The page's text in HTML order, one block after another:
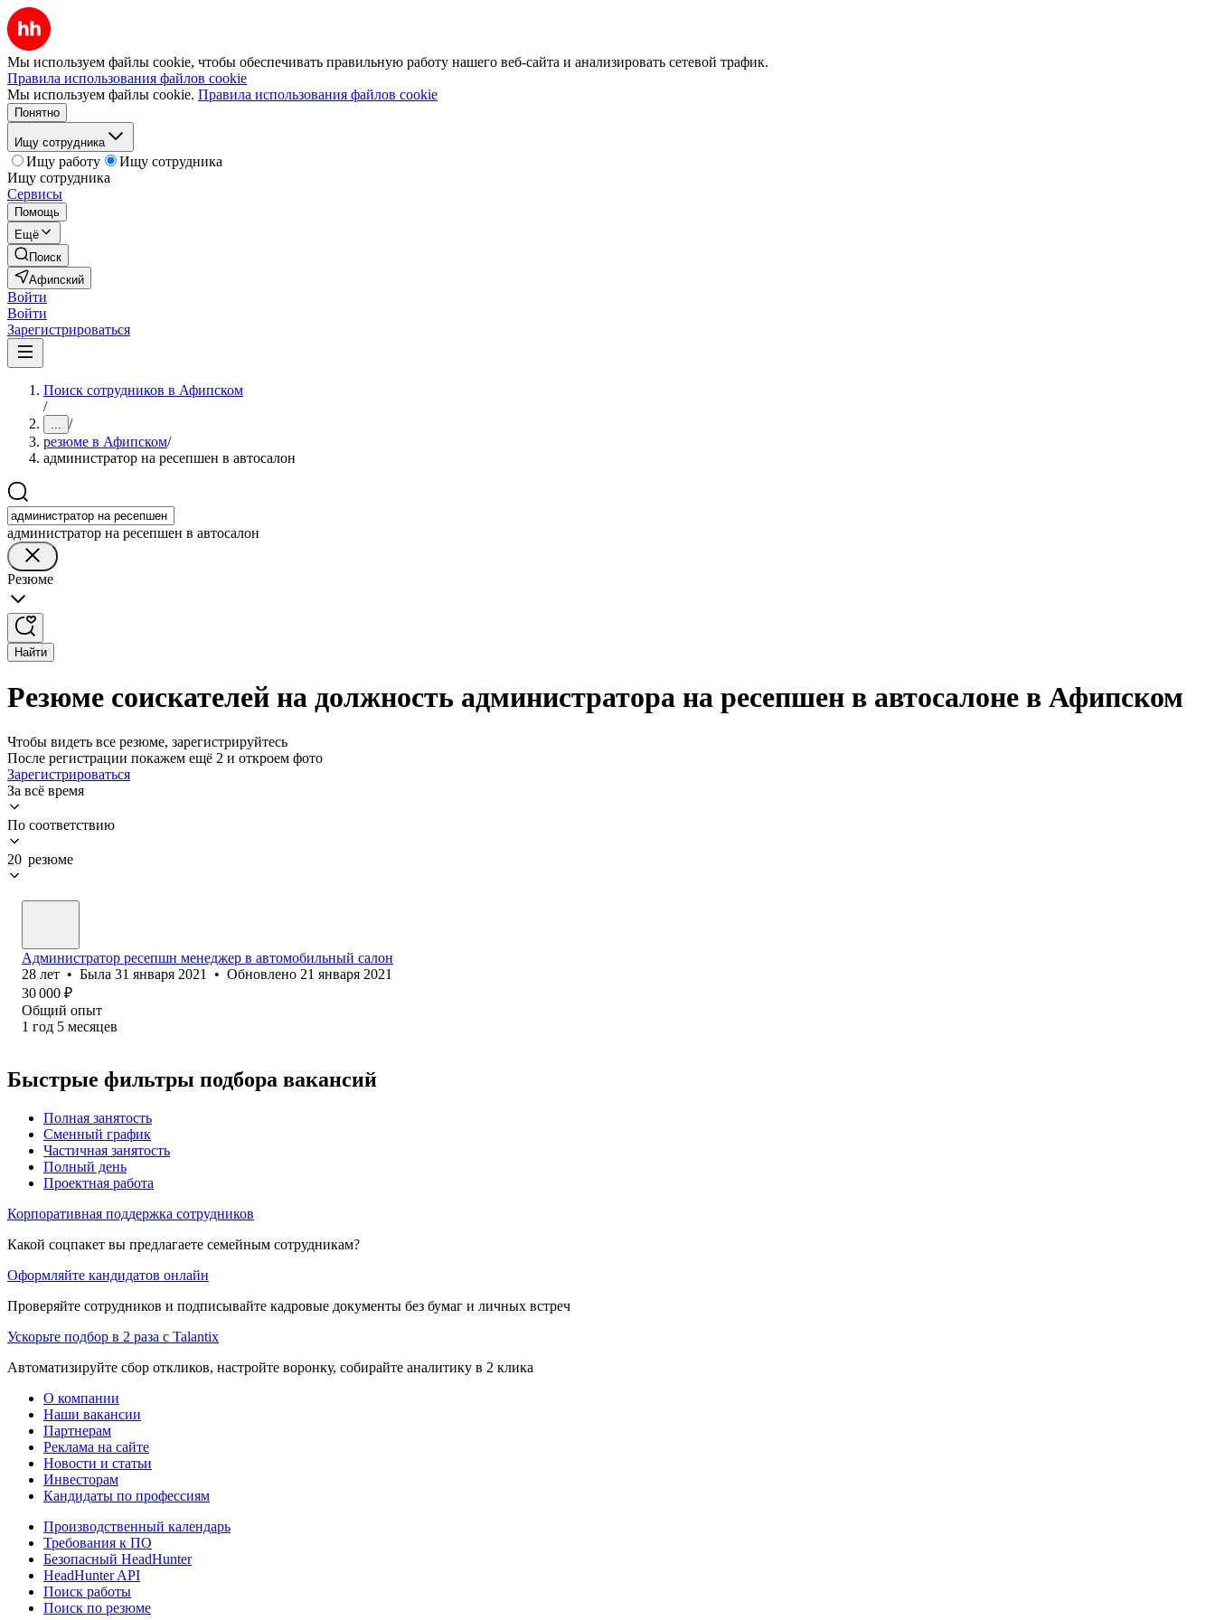
Мы используем файлы cookie, чтобы обеспечивать правильную работу нашего веб-сайта и анализировать сетевой трафик.
Правила использования файлов cookie
Мы используем файлы cookie. Правила использования файлов cookie
Понятно
Ищу сотрудника
Ищу работу
Ищу сотрудника
Ищу сотрудника
Сервисы
Помощь
Ещё
Поиск
Афипский
Войти
Войти
Зарегистрироваться
Поиск сотрудников в Афипском
/
... /
резюме в Афипском/
администратор на ресепшен в автосалон
администратор на ресепшен в автосалон
Резюме
Найти
Резюме соискателей на должность администратора на ресепшен в автосалоне в Афипском
Чтобы видеть все резюме, зарегистрируйтесь
После регистрации покажем ещё 2 и откроем фото
Зарегистрироваться
За всё время
По соответствию
20 резюме
Администратор ресепшн менеджер в автомобильный салон
28 лет • Была 31 января 2021 • Обновлено 21 января 2021
30 000 ₽
Общий опыт
1 год 5 месяцев
Быстрые фильтры подбора вакансий
Полная занятость
Сменный график
Частичная занятость
Полный день
Проектная работа
Корпоративная поддержка сотрудников
Какой соцпакет вы предлагаете семейным сотрудникам?
Оформляйте кандидатов онлайн
Проверяйте сотрудников и подписывайте кадровые документы без бумаг и личных встреч
Ускорьте подбор в 2 раза с Talantix
Автоматизируйте сбор откликов, настройте воронку, собирайте аналитику в 2 клика
О компании
Наши вакансии
Партнерам
Реклама на сайте
Новости и статьи
Инвесторам
Кандидаты по профессиям
Производственный календарь
Требования к ПО
Безопасный HeadHunter
HeadHunter API
Поиск работы
Поиск по резюме